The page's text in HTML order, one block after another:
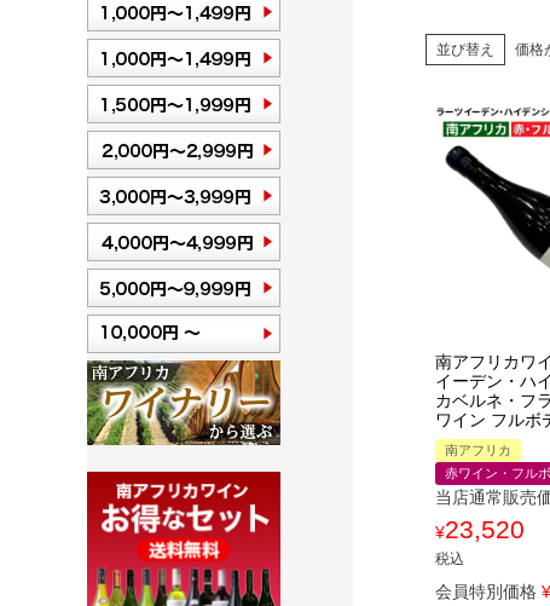
並び替え 価格
南アフリカワ
イーデン・ハ
カベルネ・フ
ワイン フルボ
南アフリカ
赤ワイン・フル
当店通常販売
¥23,520
税込
会員特別価格 ¥